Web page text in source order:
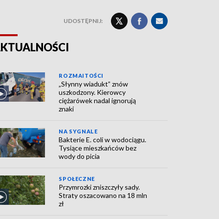
UDOSTĘPNIJ:
ROZMAITOŚCI
„Słynny wiadukt” znów
uszkodzony. Kierowcy
ciężarówek nadal ignorują
znaki
NA SYGNALE
Bakterie E. coli w wodociągu.
Tysiące mieszkańców bez
wody do picia
SPOŁECZNE
Przymrozki zniszczyły sady.
Straty oszacowano na 18 mln
zł